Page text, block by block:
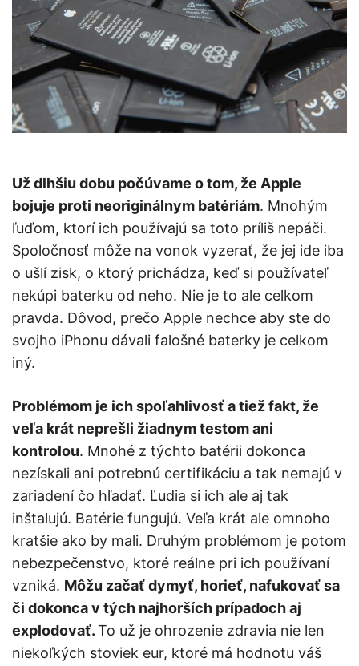
Už dlhšiu dobu počúvame o tom, že Apple
bojuje proti neoriginálnym batériám. Mnohým
ľuďom, ktorí ich používajú sa toto príliš nepáči.
Spoločnosť môže na vonok vyzerať, že jej ide iba
o ušlí zisk, o ktorý prichádza, keď si používateľ
nekúpi baterku od neho. Nie je to ale celkom
pravda. Dôvod, prečo Apple nechce aby ste do
svojho iPhonu dávali falošné baterky je celkom
iný.
Problémom je ich spoľahlivosť a tiež fakt, že
veľa krát neprešli žiadnym testom ani
kontrolou. Mnohé z týchto batérii dokonca
nezískali ani potrebnú certifikáciu a tak nemajú v
zariadení čo hľadať. Ľudia si ich ale aj tak
inštalujú. Batérie fungujú. Veľa krát ale omnoho
kratšie ako by mali. Druhým problémom je potom
nebezpečenstvo, ktoré reálne pri ich používaní
vzniká. Môžu začať dymyť, horieť, nafukovať sa
či dokonca v tých najhorších prípadoch aj
explodovať.To už je ohrozenie zdravia nie len
niekoľkých stoviek eur, ktoré má hodnotu váš